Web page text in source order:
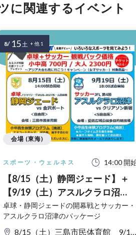
に関連するイベント
スポーツ・ウェルネス 14:00 開
【8/15（土）静岡ジェード】＋
【9/19（土）アスルクラロ沼
津】
卓球・静岡ジェードの開幕戦とサッカー・
アスルクラロ沼津のパッケージ
8/15（土）三島市民体育館 9/19（土）愛鷹広域公園多目的競技場
会場 (東海)
8/ 15土 + 他 1